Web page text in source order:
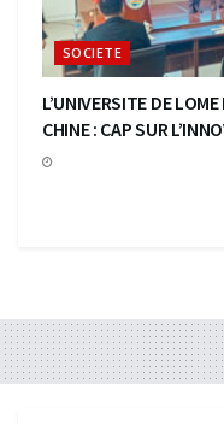
SOCIETE
L’UNIVERSITE DE
CHINE : CAP SUR